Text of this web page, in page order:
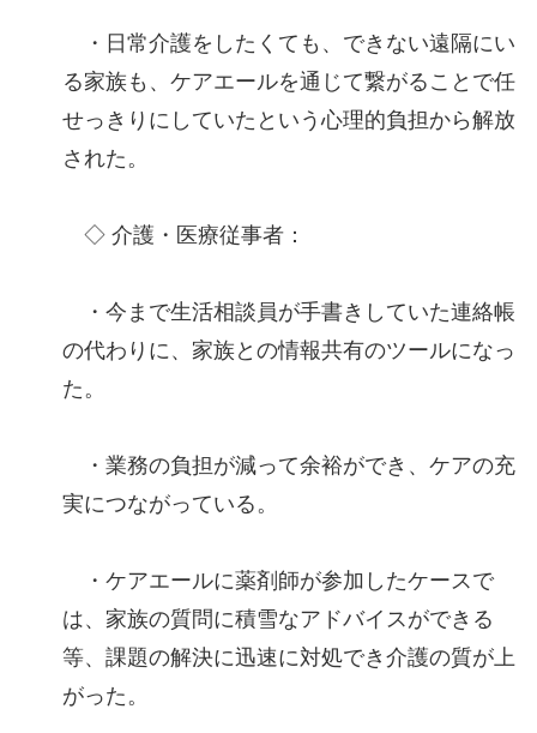
・日常介護をしたくても、できない遠隔にい
る家族も、ケアエールを通じて繋がることで任
せっきりにしていたという心理的負担から解放
された。
◇ 介護・医療従事者：
・今まで生活相談員が手書きしていた連絡帳
の代わりに、家族との情報共有のツールになっ
た。
・業務の負担が減って余裕ができ、ケアの充
実につながっている。
・ケアエールに薬剤師が参加したケースで
は、家族の質問に積雪なアドバイスができる
等、課題の解決に迅速に対処でき介護の質が上
がった。